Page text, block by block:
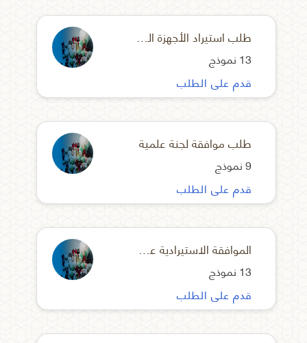
قدم على الطلب
طلب استيراد الأجهزة الطبية
13 نموذج
قدم على الطلب
طلب موافقة لجنة علمية
9 نموذج
قدم على الطلب
الموافقة الاستيرادية عن المستلزمات التشخيصية
13 نموذج